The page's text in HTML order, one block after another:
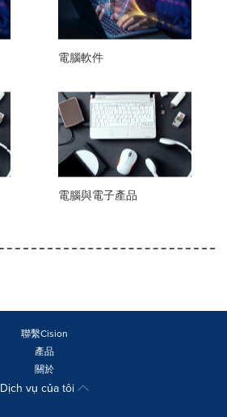
電腦軟件
電腦與電子產品
聯繫Cision
產品
關於
Dịch vụ của tôi